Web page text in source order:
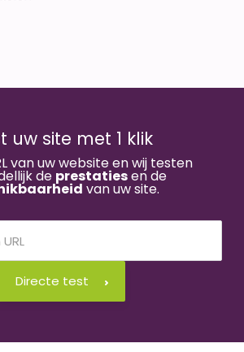
uw site met 1 klik
van uw website en wij testen
de prestatiesen de
van uw site.
Directe test